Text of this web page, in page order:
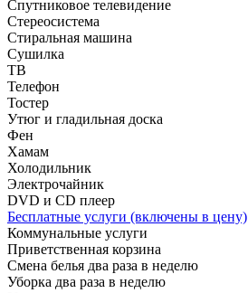
Спутниковое телевидение
Стереосистема
Стиральная машина
Сушилка
ТВ
Телефон
Тостер
Утюг и гладильная доска
Фен
Хамам
Холодильник
Электрочайник
DVD и CD плеер
Бесплатные услуги (включены в цену)
Коммунальные услуги
Приветственная корзина
Смена белья два раза в неделю
Уборка два раза в неделю